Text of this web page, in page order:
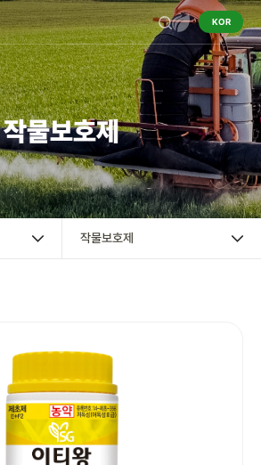
KOR
작물보호제
작물보호제